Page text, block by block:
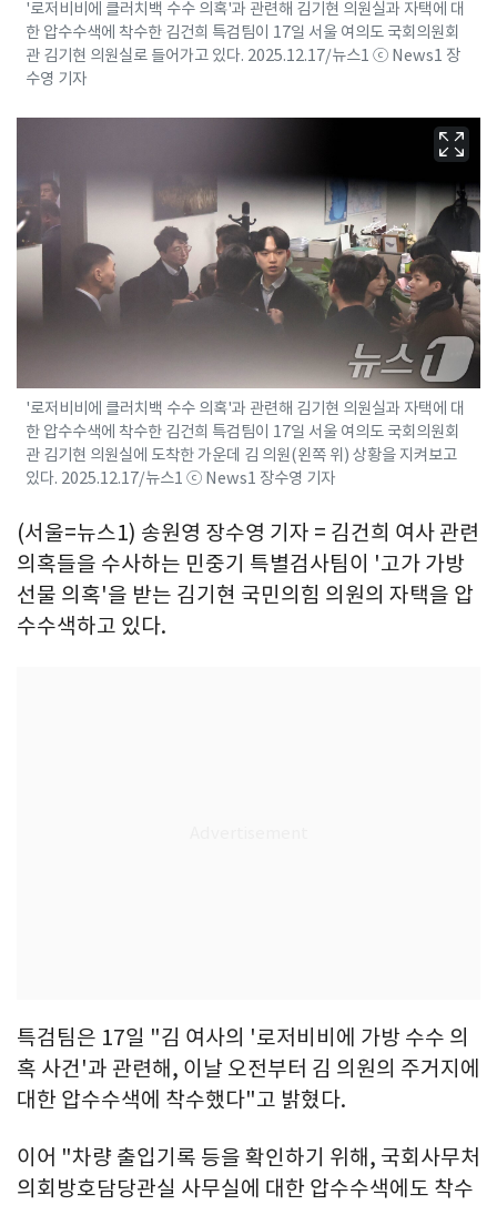
'로저비비에 클러치백 수수 의혹'과 관련해 김기현 의원실과 자택에 대
한 압수수색에 착수한 김건희 특검팀이 17일 서울 여의도 국회의원회
관 김기현 의원실로 들어가고 있다. 2025.12.17/뉴스1 ⓒ News1 장
수영 기자
'로저비비에 클러치백 수수 의혹'과 관련해 김기현 의원실과 자택에 대
한 압수수색에 착수한 김건희 특검팀이 17일 서울 여의도 국회의원회
관 김기현 의원실에 도착한 가운데 김 의원(왼쪽 위) 상황을 지켜보고
있다. 2025.12.17/뉴스1 ⓒ News1 장수영 기자
(서울=뉴스1) 송원영 장수영 기자 = 김건희 여사 관련
의혹들을 수사하는 민중기 특별검사팀이 '고가 가방
선물 의혹'을 받는 김기현 국민의힘 의원의 자택을 압
수수색하고 있다.
특검팀은 17일 "김 여사의 '로저비비에 가방 수수 의
혹 사건'과 관련해, 이날 오전부터 김 의원의 주거지에
대한 압수수색에 착수했다"고 밝혔다.
이어 "차량 출입기록 등을 확인하기 위해, 국회사무처
의회방호담당관실 사무실에 대한 압수수색에도 착수